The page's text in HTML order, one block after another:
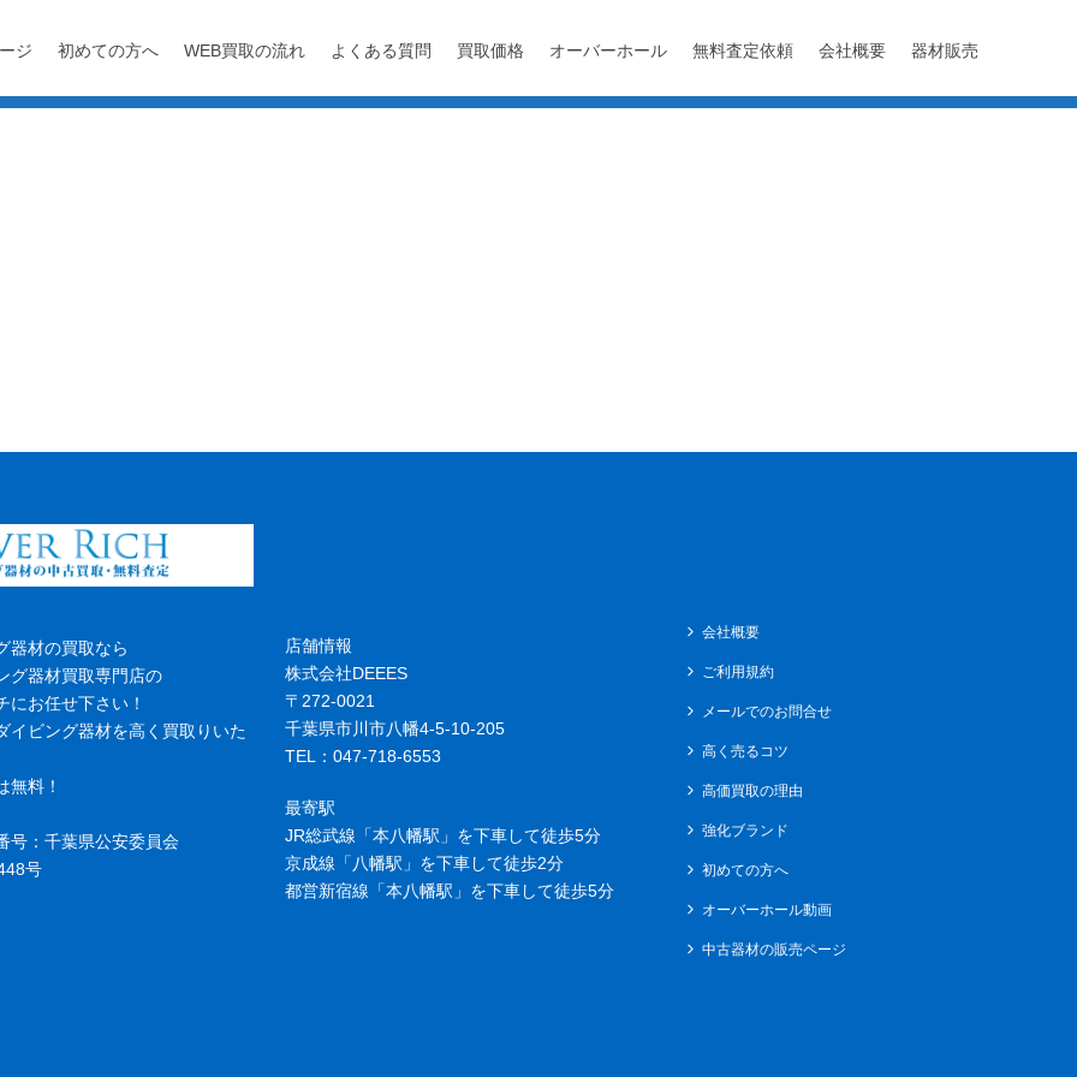
ジ 初めての方へ WEB買取の流れ よくある質問 買取価格 オーバーホール 無料査定依頼 会社概要 器材販売
器材の買取なら
グ器材買取専門店の
にお任せ下さい！
イビング器材を高く買取りいた
無料！
号：千葉県公安委員会
号
店舗情報
株式会社DEEES
〒272-0021
千葉県市川市八幡4-5-10-205
TEL：047-718-6553
最寄駅
JR総武線「本八幡駅」を下車して徒歩5分
京成線「八幡駅」を下車して徒歩2分
都営新宿線「本八幡駅」を下車して徒歩5分
会社概要
ご利用規約
メールでのお問合せ
高く売るコツ
高価買取の理由
強化ブランド
初めての方へ
オーバーホール動画
中古器材の販売ページ